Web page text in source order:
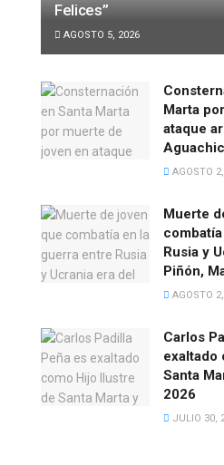
Felices”
AGOSTO 5, 2026
Marta
ataque
AGOSTO
Muerte
Rusia y
Piñón,
AGOSTO
Carlos
exaltado
Santa
2026
JULIO 30,